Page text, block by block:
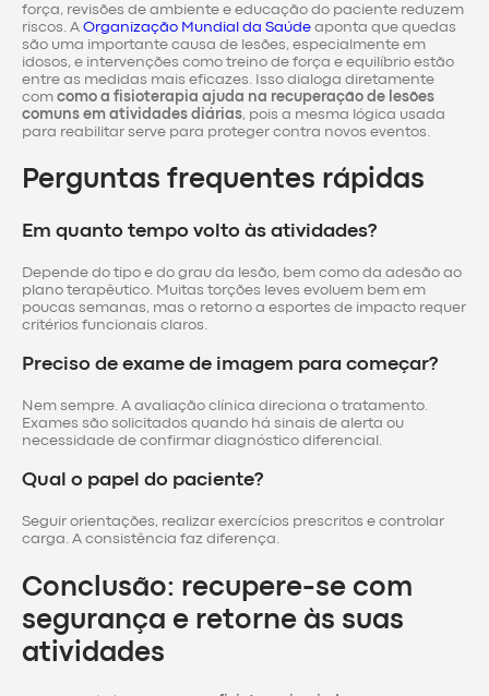
força, revisões de ambiente e educação do paciente reduzem
riscos. A Organização Mundial da Saúde aponta que quedas
são uma importante causa de lesões, especialmente em
idosos, e intervenções como treino de força e equilíbrio estão
entre as medidas mais eficazes. Isso dialoga diretamente
com como a fisioterapia ajuda na recuperação de lesões
comuns em atividades diárias, pois a mesma lógica usada
para reabilitar serve para proteger contra novos eventos.
Perguntas frequentes rápidas
Em quanto tempo volto às atividades?
Depende do tipo e do grau da lesão, bem como da adesão ao
plano terapêutico. Muitas torções leves evoluem bem em
poucas semanas, mas o retorno a esportes de impacto requer
critérios funcionais claros.
Preciso de exame de imagem para começar?
Nem sempre. A avaliação clínica direciona o tratamento.
Exames são solicitados quando há sinais de alerta ou
necessidade de confirmar diagnóstico diferencial.
Qual o papel do paciente?
Seguir orientações, realizar exercícios prescritos e controlar
carga. A consistência faz diferença.
Conclusão: recupere-se com
segurança e retorne às suas
atividades